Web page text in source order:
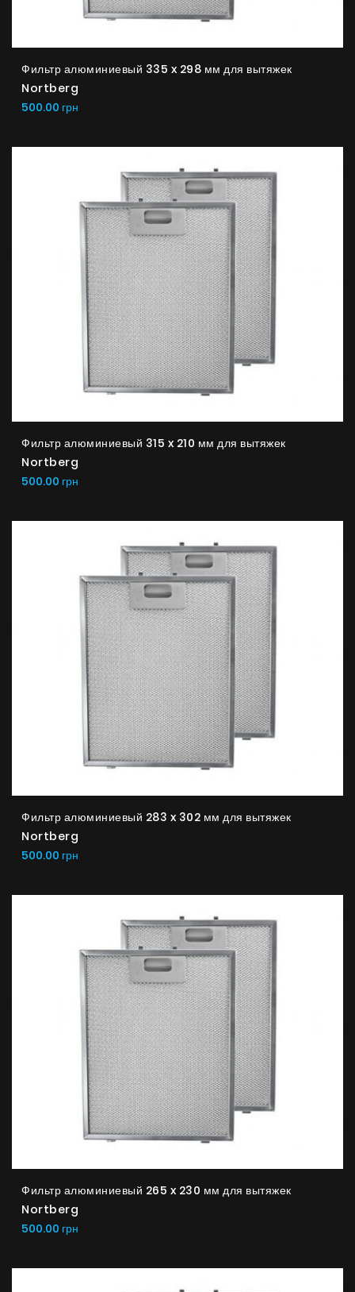
Продукты
О нас
Виртуальный салон
Где купить
Галерея
Акции
Сотрудничество
Контакты
UA|RU
Фильтр алюминиевый 335 x 298 мм для вытяжек
Nortberg
500.00 грн
Фильтр алюминиевый 315 x 210 мм для вытяжек
Nortberg
500.00 грн
Фильтр алюминиевый 283 x 302 мм для вытяжек
Nortberg
500.00 грн
Фильтр алюминиевый 265 x 230 мм для вытяжек
Nortberg
500.00 грн